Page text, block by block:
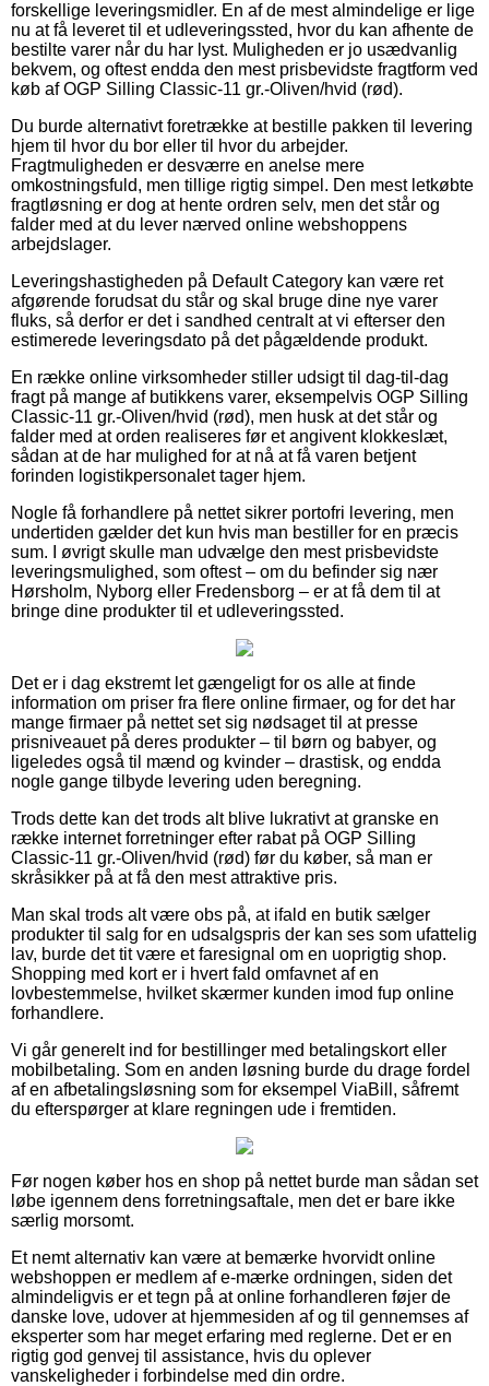
forskellige leveringsmidler. En af de mest almindelige er lige
nu at få leveret til et udleveringssted, hvor du kan afhente de
bestilte varer når du har lyst. Muligheden er jo usædvanlig
bekvem, og oftest endda den mest prisbevidste fragtform ved
køb af OGP Silling Classic-11 gr.-Oliven/hvid (rød).
Du burde alternativt foretrække at bestille pakken til levering
hjem til hvor du bor eller til hvor du arbejder.
Fragtmuligheden er desværre en anelse mere
omkostningsfuld, men tillige rigtig simpel. Den mest letkøbte
fragtløsning er dog at hente ordren selv, men det står og
falder med at du lever nærved online webshoppens
arbejdslager.
Leveringshastigheden på Default Category kan være ret
afgørende forudsat du står og skal bruge dine nye varer
fluks, så derfor er det i sandhed centralt at vi efterser den
estimerede leveringsdato på det pågældende produkt.
En række online virksomheder stiller udsigt til dag-til-dag
fragt på mange af butikkens varer, eksempelvis OGP Silling
Classic-11 gr.-Oliven/hvid (rød), men husk at det står og
falder med at orden realiseres før et angivent klokkeslæt,
sådan at de har mulighed for at nå at få varen betjent
forinden logistikpersonalet tager hjem.
Nogle få forhandlere på nettet sikrer portofri levering, men
undertiden gælder det kun hvis man bestiller for en præcis
sum. I øvrigt skulle man udvælge den mest prisbevidste
leveringsmulighed, som oftest – om du befinder sig nær
Hørsholm, Nyborg eller Fredensborg – er at få dem til at
bringe dine produkter til et udleveringssted.
Det er i dag ekstremt let gængeligt for os alle at finde
information om priser fra flere online firmaer, og for det har
mange firmaer på nettet set sig nødsaget til at presse
prisniveauet på deres produkter – til børn og babyer, og
ligeledes også til mænd og kvinder – drastisk, og endda
nogle gange tilbyde levering uden beregning.
Trods dette kan det trods alt blive lukrativt at granske en
række internet forretninger efter rabat på OGP Silling
Classic-11 gr.-Oliven/hvid (rød) før du køber, så man er
skråsikker på at få den mest attraktive pris.
Man skal trods alt være obs på, at ifald en butik sælger
produkter til salg for en udsalgspris der kan ses som ufattelig
lav, burde det tit være et faresignal om en uoprigtig shop.
Shopping med kort er i hvert fald omfavnet af en
lovbestemmelse, hvilket skærmer kunden imod fup online
forhandlere.
Vi går generelt ind for bestillinger med betalingskort eller
mobilbetaling. Som en anden løsning burde du drage fordel
af en afbetalingsløsning som for eksempel ViaBill, såfremt
du efterspørger at klare regningen ude i fremtiden.
Før nogen køber hos en shop på nettet burde man sådan set
løbe igennem dens forretningsaftale, men det er bare ikke
særlig morsomt.
Et nemt alternativ kan være at bemærke hvorvidt online
webshoppen er medlem af e-mærke ordningen, siden det
almindeligvis er et tegn på at online forhandleren føjer de
danske love, udover at hjemmesiden af og til gennemses af
eksperter som har meget erfaring med reglerne. Det er en
rigtig god genvej til assistance, hvis du oplever
vanskeligheder i forbindelse med din ordre.